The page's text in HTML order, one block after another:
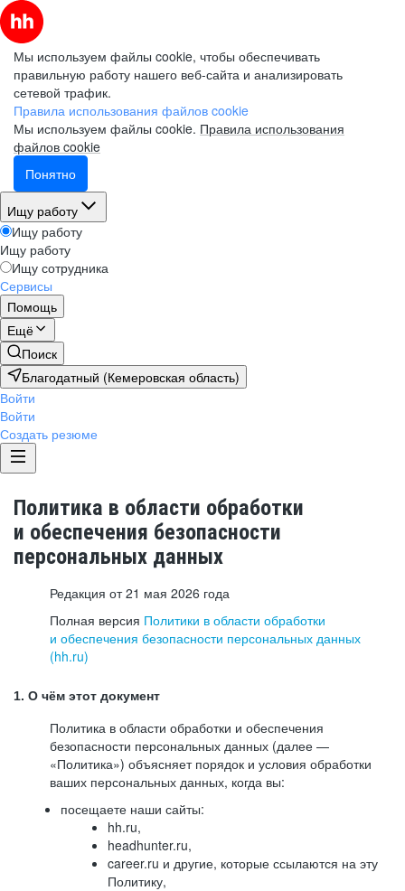
Мы используем файлы cookie, чтобы обеспечивать
правильную работу нашего веб-сайта и анализировать
сетевой трафик.
Правила использования файлов cookie
Мы используем файлы cookie. Правила использования
файлов cookie
Понятно
Ищу работу
Ищу работу
Ищу работу
Ищу сотрудника
Сервисы
Помощь
Ещё
Поиск
Благодатный (Кемеровская область)
Войти
Войти
Создать резюме
Политика в области обработки
и обеспечения безопасности
персональных данных
Редакция от 21 мая 2026 года
Полная версия Политики в области обработки
и обеспечения безопасности персональных данных
(hh.ru)
1. О чём этот документ
Политика в области обработки и обеспечения
безопасности персональных данных (далее —
«Политика») объясняет порядок и условия обработки
ваших персональных данных, когда вы:
посещаете наши сайты:
hh.ru,
headhunter.ru,
career.ru и другие, которые ссылаются на эту
Политику,